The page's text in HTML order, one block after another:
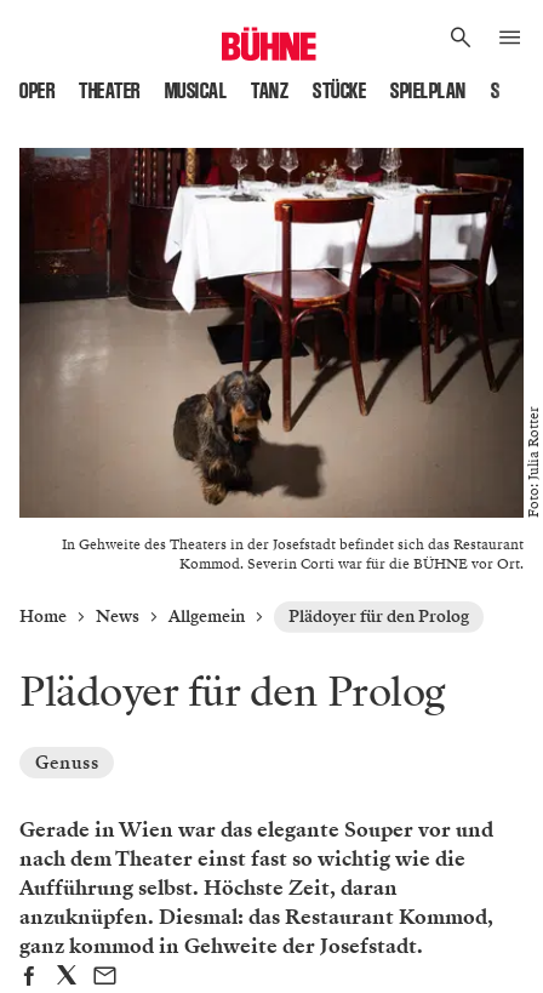
OPER THEATER MUSICAL TANZ STÜCKE SPIELPLAN
In Gehweite des Theaters in der Josefstadt befindet sich das Restaurant
Kommod. Severin Corti war für die BÜHNE vor Ort.
Foto: Julia Rotter
Home News Allgemein Plädoyer für den Prolog
Plädoyer für den Prolog
Genuss
Gerade in Wien war das elegante Souper vor und
nach dem Theater einst fast so wichtig wie die
Aufführung selbst. Höchste Zeit, daran
anzuknüpfen. Diesmal: das Restaurant Kommod,
ganz kommod in Gehweite der Josefstadt.